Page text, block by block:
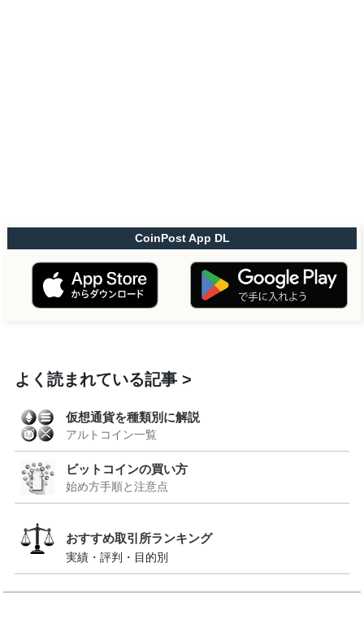
CoinPost App DL
よく読まれている記事
仮想通貨を種類別に解説
アルトコイン一覧
ビットコインの買い方
始め方手順と注意点
おすすめ取引所ランキング
実績・評判・目的別